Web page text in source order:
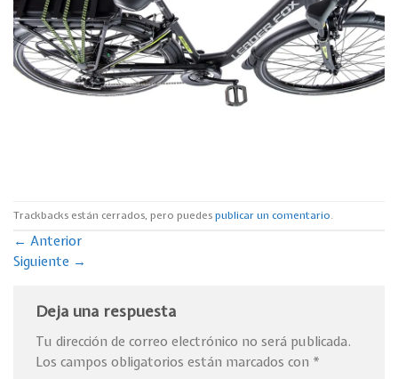
Trackbacks están cerrados, pero puedespublicar un comentario.
← Anterior
Siguiente →
Deja una respuesta
Tu dirección de correo electrónico no será publicada.
Los campos obligatorios están marcados con *